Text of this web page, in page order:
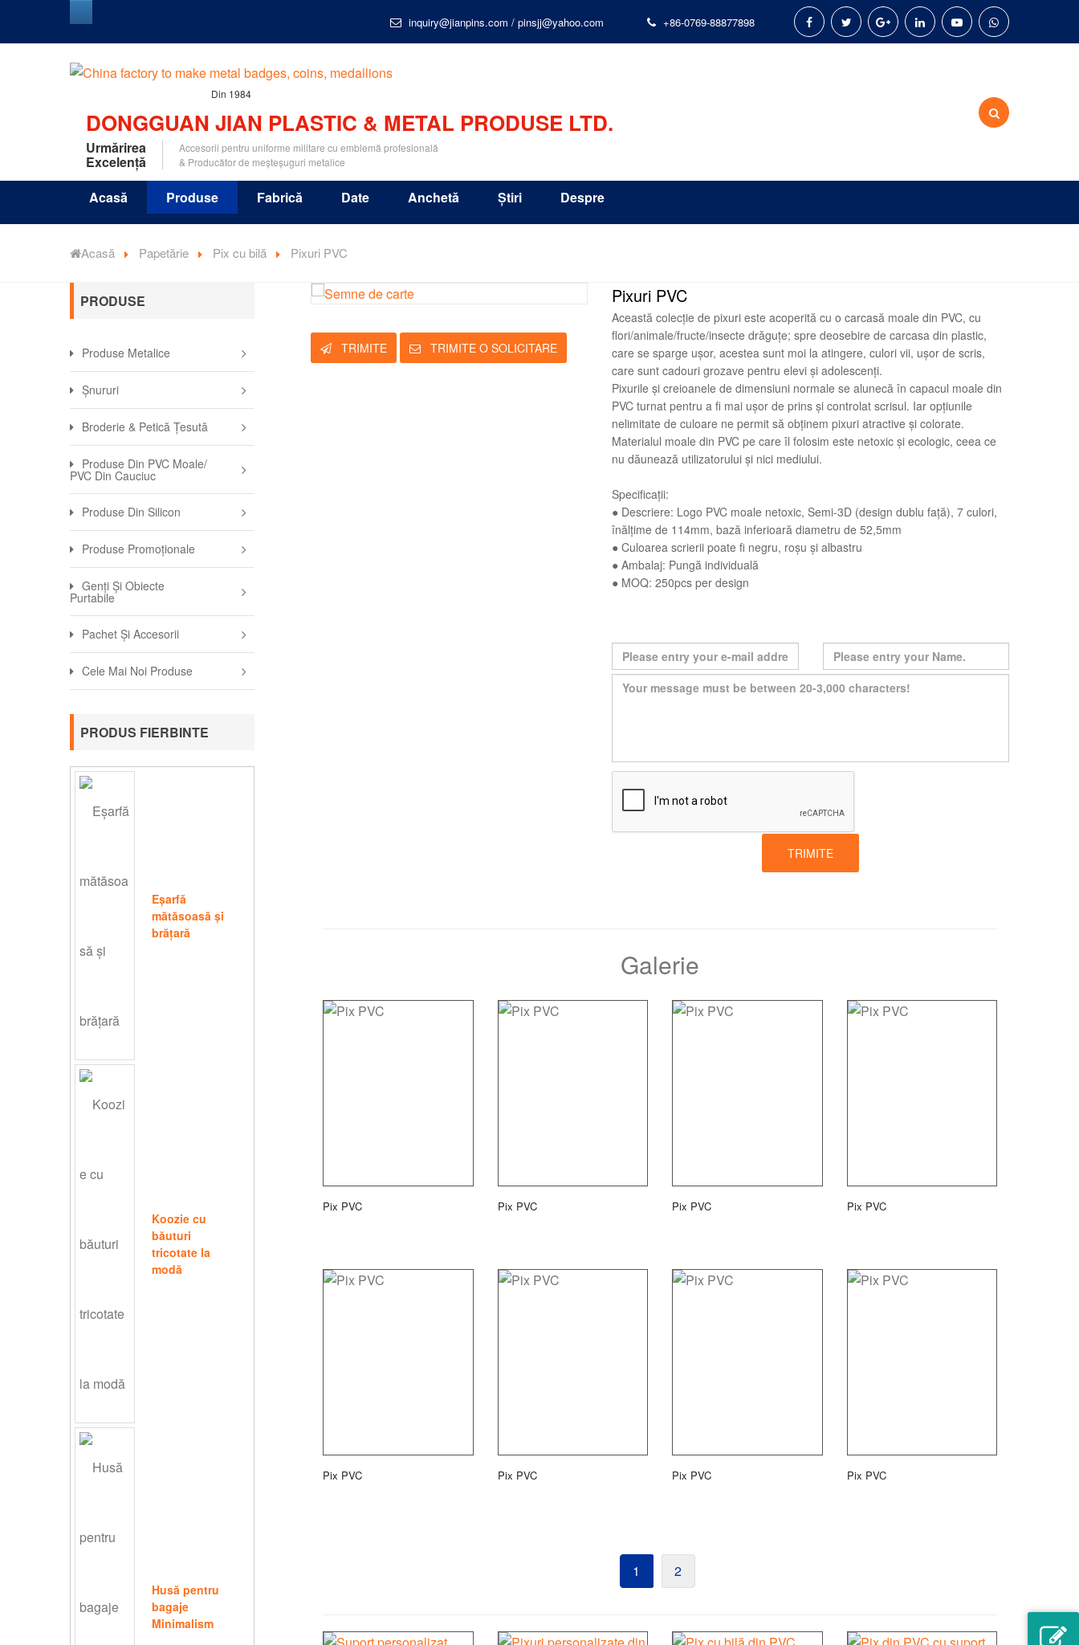
inquiry@jianpins.com / pinsjj@yahoo.com +86-0769-88877898
Din 1984
DONGGUAN JIAN PLASTIC & METAL PRODUSE LTD.
Urmărirea
Excelență
Accesorii pentru uniforme militare cu emblemă profesională
& Producător de meșteșuguri metalice
Acasă Produse Fabrică Date Anchetă Știri Despre
Acasă Papetărie Pix cu bilă Pixuri PVC
PRODUSE
Produse Metalice
Șnururi
Broderie & Petică Țesută
Produse Din PVC Moale/
PVC Din Cauciuc
Produse Din Silicon
Produse Promoționale
Genți Și Obiecte
Purtabile
Pachet Și Accesorii
Cele Mai Noi Produse
PRODUS FIERBINTE
Eșarfă
mătăsoasă și
brățară
Koozie cu
băuturi
tricotate la
modă
Husă pentru
bagaje
Minimalism
TRIMITE TRIMITE O SOLICITARE
Pixuri PVC
Această colecție de pixuri este acoperită cu o carcasă moale din PVC, cu
flori/animale/fructe/insecte drăguțe; spre deosebire de carcasa din plastic,
care se sparge ușor, acestea sunt moi la atingere, culori vii, ușor de scris,
care sunt cadouri grozave pentru elevi și adolescenți.
Pixurile și creioanele de dimensiuni normale se alunecă în capacul moale din
PVC turnat pentru a fi mai ușor de prins și controlat scrisul. Iar opțiunile
nelimitate de culoare ne permit să obținem pixuri atractive și colorate.
Materialul moale din PVC pe care îl folosim este netoxic și ecologic, ceea ce
nu dăunează utilizatorului și nici mediului.
Specificații:
● Descriere: Logo PVC moale netoxic, Semi-3D (design dublu față), 7 culori,
înălțime de 114mm, bază inferioară diametru de 52,5mm
● Culoarea scrierii poate fi negru, roșu și albastru
● Ambalaj: Pungă individuală
● MOQ: 250pcs per design
TRIMITE
Galerie
Pix PVC Pix PVC Pix PVC Pix PVC
Pix PVC Pix PVC Pix PVC Pix PVC
1 2